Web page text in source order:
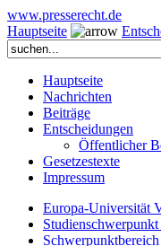
www.presserecht.de
Hauptseite
Hauptseite
Nachrichten
Beiträge
Entscheidungen
Öffentlicher
Gesetzestexte
Impressum
Europa-Universität